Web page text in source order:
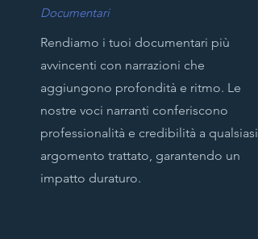
Documentari
Rendiamo i tuoi documentari più
avvincenti con narrazioni che
aggiungono profondità e ritmo. Le
nostre voci narranti conferiscono
professionalità e credibilità a qualsiasi
argomento trattato, garantendo un
impatto duraturo.